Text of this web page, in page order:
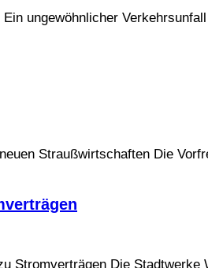
ungewöhnlicher
Straußwirtschaften Die
Stromverträgen Die